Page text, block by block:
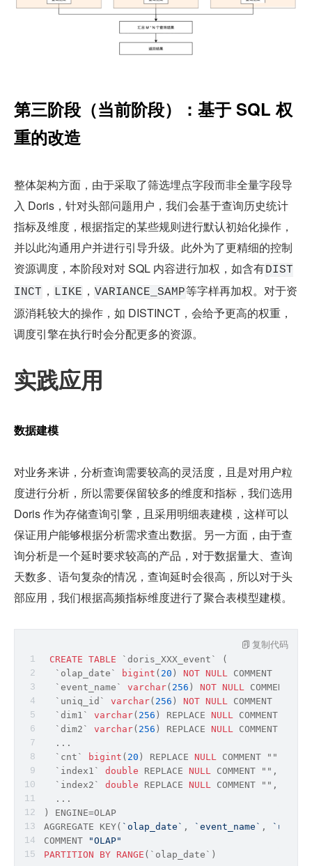
第三阶段（当前阶段）：基于 SQL 权
重的改造
整体架构方面，由于采取了筛选埋点字段而非全量字段导
入 Doris，针对头部问题用户，我们会基于查询历史统计
指标及维度，根据指定的某些规则进行默认初始化操作，
并以此沟通用户并进行引导升级。此外为了更精细的控制
资源调度，本阶段对对 SQL 内容进行加权，如含有DIST
INCT ， LIKE ， VARIANCE_SAMP等字样再加权。对于资
源消耗较大的操作，如 DISTINCT，会给予更高的权重，
调度引擎在执行时会分配更多的资源。
实践应用
数据建模
对业务来讲，分析查询需要较高的灵活度，且是对用户粒
度进行分析，所以需要保留较多的维度和指标，我们选用
Doris 作为存储查询引擎，且采用明细表建模，这样可以
保证用户能够根据分析需求查出数据。另一方面，由于查
询分析是一个延时要求较高的产品，对于数据量大、查询
天数多、语句复杂的情况，查询延时会很高，所以对于头
部应用，我们根据高频指标维度进行了聚合表模型建模。
CREATE TABLE `doris_XXX_event` (
  `olap_date`
bigint ( 20 ) NOT NULL COMMENT "",
  `event_name`
varchar( 256 ) NOT NULL COMMENT "",
  `uniq_id`
varchar( 256 ) NOT NULL COMMENT "",
  `dim1`
varchar( 256 ) REPLACE NULL COMMENT "",
  `dim2`
varchar( 256 ) REPLACE NULL COMMENT "",
  ...
  `cnt`
bigint ( 20 ) REPLACE NULL COMMENT "",
  `index1`
double REPLACE NULL COMMENT "",
  `index2`
double REPLACE NULL COMMENT "",
  ...
) ENGINE=OLAP
AGGREGATE KEY( `olap_date` , `event_name` ,
COMMENT
"OLAP"
PARTITION
BY RANGE (`olap_date`)
复制代码